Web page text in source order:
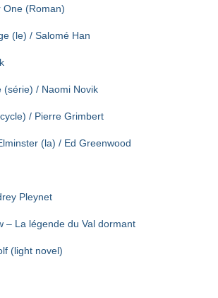
One (Roman)
(le) / Salomé Han
(série) / Naomi Novik
/ Pierre Grimbert
(la) / Ed Greenwood
Pleynet
– La légende du Val dormant
(light novel)